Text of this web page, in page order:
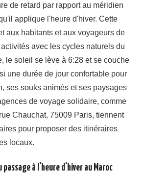
de retard par rapport au méridien
applique l'heure d'hiver. Cette
aux habitants et aux voyageurs de
avec les cycles naturels du
le soleil se lève à 6:28 et se couche
une durée de jour confortable pour
ses souks animés et ses paysages
de voyage solidaire, comme
Chauchat, 75009 Paris, tiennent
pour proposer des itinéraires
locaux.
à l'heure d'hiver au Maroc